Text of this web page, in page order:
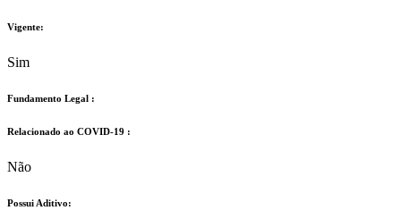
Vigente:
Sim
Fundamento Legal :​
Relacionado ao COVID-19 :​
Não
Possui Aditivo:​